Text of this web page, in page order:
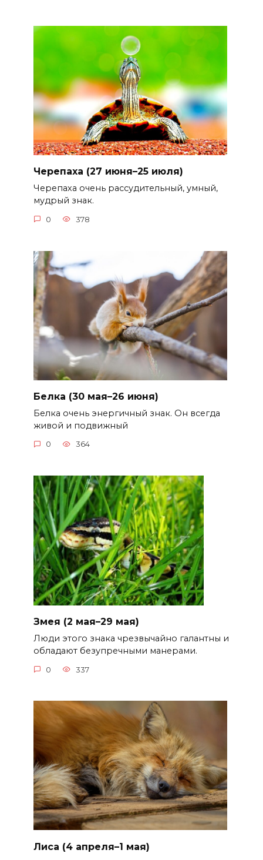
Черепаха (27 июня–25 июля)
Черепаха очень рассудительный, умный,
мудрый знак.
0 378
Белка (30 мая–26 июня)
Белка очень энергичный знак. Он всегда
живой и подвижный
0 364
Змея (2 мая–29 мая)
Люди этого знака чрезвычайно галантны и
обладают безупречными манерами.
0 337
Лиса (4 апреля–1 мая)